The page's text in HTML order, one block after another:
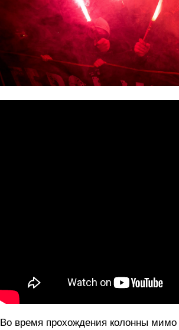
Во время прохождения колонны мимо